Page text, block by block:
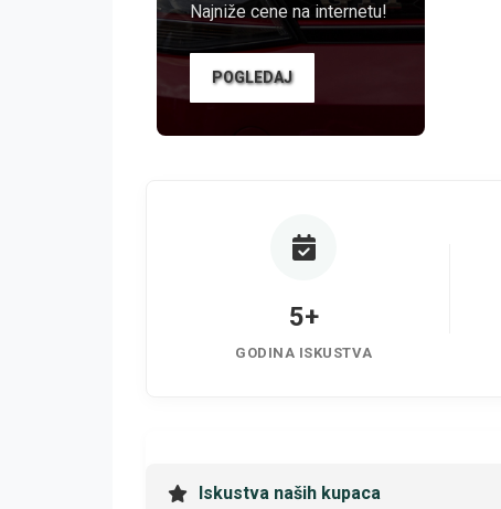
Najniže cene na internetu!
POGLEDAJ
5+
GODINA ISKUSTVA
Iskustva naših kupaca